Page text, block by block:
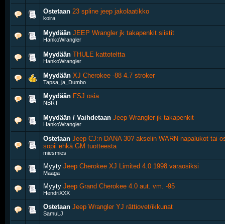
Ostetaan 23 spline jeep jakolaatikko
koira
Myydään JEEP Wrangler jk takapenkit siistit
HankoWrangler
Myydään THULE kattoteltta
HankoWrangler
Myydään XJ Cherokee -88 4.7 stroker
Tapsa_ja_Dumbo
Myydään FSJ osia
NBRT
Myydään / Vaihdetaan Jeep Wrangler jk takapenkit
HankoWrangler
Ostetaan Jeep CJ:n DANA 30? akselin WARN napalukot tai
sopii ehkä GM tuotteesta
miesmies
Myyty Jeep Cherokee XJ Limited 4.0 1998 varaosiksi
Maaga
Myyty Jeep Grand Cherokee 4.0 aut. vm. -95
HendriXXX
Ostetaan Jeep Wrangler YJ rättiovet/ikkunat
SamuLJ